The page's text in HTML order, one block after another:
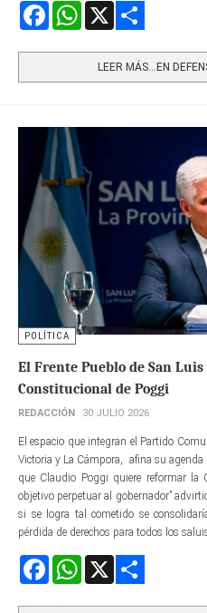
FacebookWhatsApp
LEER MÁS…EN
POLÍTICA
El Frente Pueblo de San
Constitucional de Poggi
REDACCIÓN 30 JULIO 2026
El espacio que integran el Partido
Victoria y La Cámpora, afina su agenda
que Claudio Poggi quiere reformar la
objetivo perpetuar al gobernador”
si se logra tal cometido se
pérdida de derechos para todos los
FacebookWhatsApp